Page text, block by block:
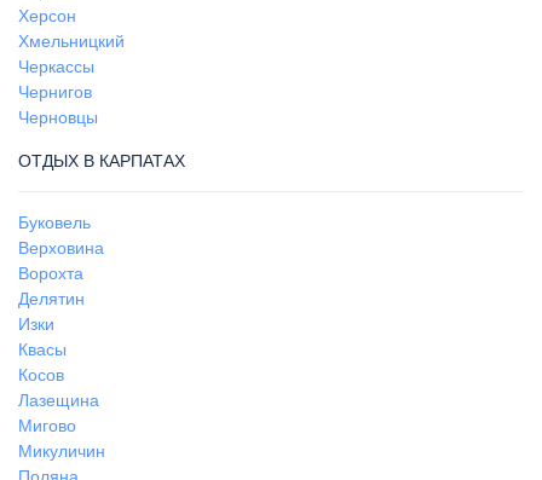
Херсон
Хмельницкий
Черкассы
Чернигов
Черновцы
ОТДЫХ В КАРПАТАХ
Буковель
Верховина
Ворохта
Делятин
Изки
Квасы
Косов
Лазещина
Мигово
Микуличин
Поляна